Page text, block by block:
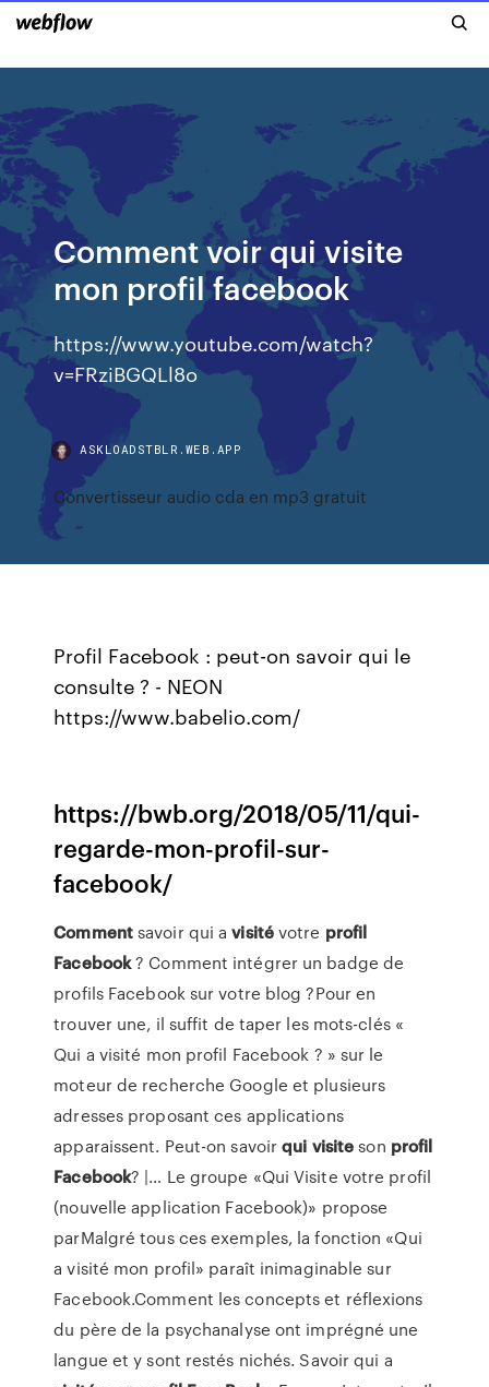
Comment voir qui visite
mon profil facebook
https://www.youtube.com/watch?
v=FRziBGQLl8o
ASKLOADSTBLR.WEB.APP
Convertisseur audio cda en mp3 gratuit
Profil Facebook : peut-on savoir qui le
consulte ? - NEON
https://www.babelio.com/
https://bwb.org/2018/05/11/qui-
regarde-mon-profil-sur-
facebook/
Commentsavoir qui avisitévotre profil
Facebook? Comment intégrer un badge de
profils Facebook sur votre blog ?Pour en
trouver une, il suffit de taper les mots-clés «
Qui a visité mon profil Facebook ? » sur le
moteur de recherche Google et plusieurs
adresses proposant ces applications
apparaissent. Peut-on savoirqui visiteson profil
Facebook? |… Le groupe «Qui Visite votre profil
(nouvelle application Facebook)» propose
parMalgré tous ces exemples, la fonction «Qui
a visité mon profil» paraît inimaginable sur
Facebook.Comment les concepts et réflexions
du père de la psychanalyse ont imprégné une
langue et y sont restés nichés. Savoir qui a